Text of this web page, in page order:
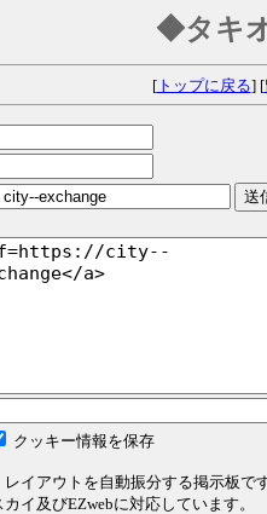
◆タキ
[トップに戻る] [
クッキー情報を保存
イアウトを自動振分する掲示板で
イ及びEZwebに対応しています。